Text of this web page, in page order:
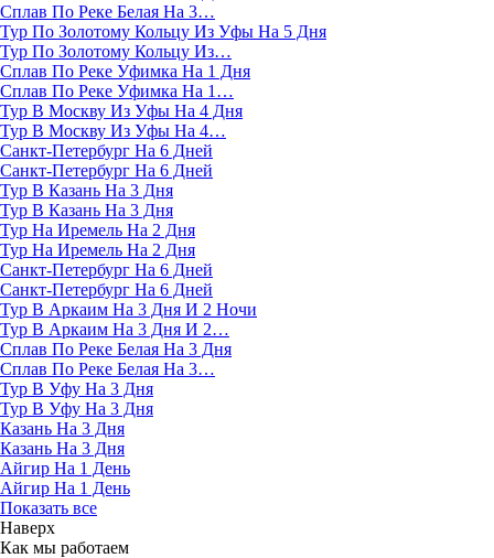
Сплав По Реке Белая На 3…
Тур По Золотому Кольцу Из Уфы На 5 Дня
Тур По Золотому Кольцу Из…
Сплав По Реке Уфимка На 1 Дня
Сплав По Реке Уфимка На 1…
Тур В Москву Из Уфы На 4 Дня
Тур В Москву Из Уфы На 4…
Санкт-Петербург На 6 Дней
Санкт-Петербург На 6 Дней
Тур В Казань На 3 Дня
Тур В Казань На 3 Дня
Тур На Иремель На 2 Дня
Тур На Иремель На 2 Дня
Санкт-Петербург На 6 Дней
Санкт-Петербург На 6 Дней
Тур В Аркаим На 3 Дня И 2 Ночи
Тур В Аркаим На 3 Дня И 2…
Сплав По Реке Белая На 3 Дня
Сплав По Реке Белая На 3…
Тур В Уфу На 3 Дня
Тур В Уфу На 3 Дня
Казань На 3 Дня
Казань На 3 Дня
Айгир На 1 День
Айгир На 1 День
Показать все
Наверх
Как мы работаем